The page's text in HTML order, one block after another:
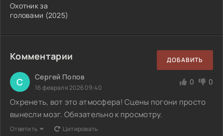
Охотник за
головами (2025)
Комментарии ДОБАВИТЬ
С Сергей Попов
16 февраля 2026 09:40
0 0
Охренеть, вот это атмосфера! Сцены погони просто
вынесли мозг. Обязательно к просмотру.
Ответить Цитировать